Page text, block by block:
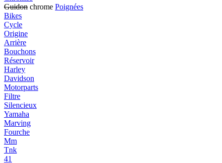
Guidon chrome Poignées
Bikes
Cycle
Origine
Arrière
Bouchons
Réservoir
Harley
Davidson
Motorparts
Filtre
Silencieux
Yamaha
Marving
Fourche
Mm
Tnk
41